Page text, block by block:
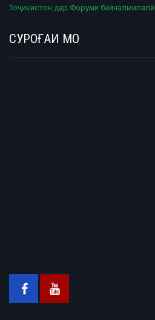
Тоҷикистон дар Форуми байналмилалӣ
СУРОҒАИ МО